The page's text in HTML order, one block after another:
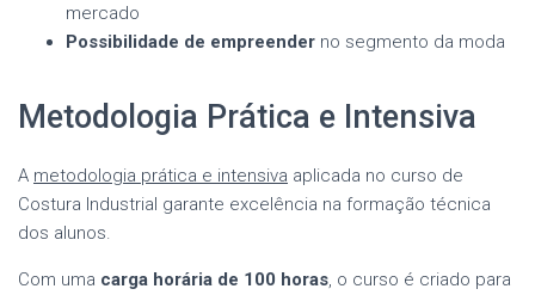
mercado
Possibilidade de empreender no segmento da moda
Metodologia Prática e Intensiva
A metodologia prática e intensiva aplicada no curso de
Costura Industrial garante excelência na formação técnica
dos alunos.
Com uma carga horária de 100 horas, o curso é criado para